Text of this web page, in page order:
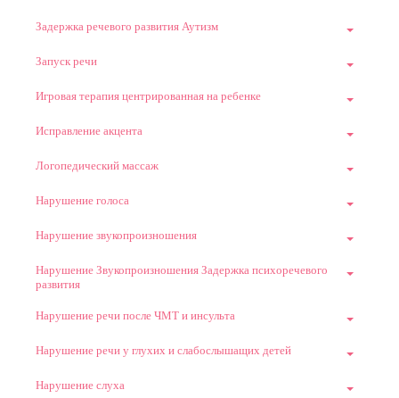
Задержка речевого развития Аутизм
Запуск речи
Игровая терапия центрированная на ребенке
Исправление акцента
Логопедический массаж
Нарушение голоса
Нарушение звукопроизношения
Нарушение Звукопроизношения Задержка психоречевого
развития
Нарушение речи после ЧМТ и инсульта
Нарушение речи у глухих и слабослышащих детей
Нарушение слуха